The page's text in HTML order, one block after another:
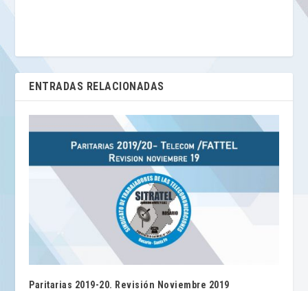
ENTRADAS RELACIONADAS
Paritarias 2019-20. Revisión Noviembre 2019